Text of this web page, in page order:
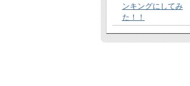
ンキングにしてみ
た！！